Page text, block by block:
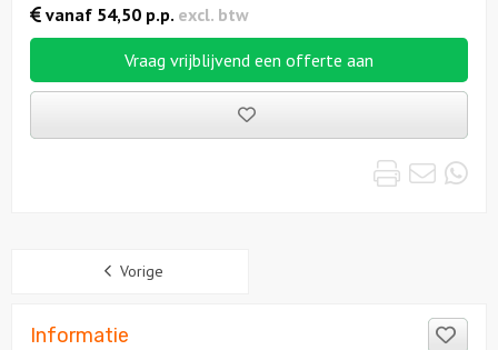
Vraag vrijblijvend een offerte aan
uitjes
vanaf 54,50 p.p. excl. btw
Print
Vorige
Informatie